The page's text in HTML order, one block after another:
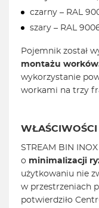
czarny – RAL
szary – RAL
Pojemnik został
montażu
wykorzystanie
workami na trzy
STREAM BIN
o minimalizacji
użytkowaniu nie
w przestrzeniach
potwierdziło